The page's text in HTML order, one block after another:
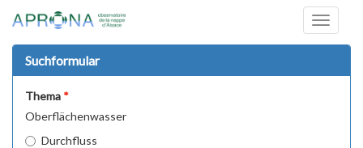
Toggle
Suchformular
Thema
Oberflächenwasser
Durchfluss